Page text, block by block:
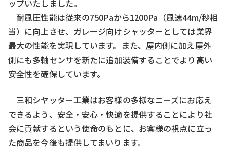
ップいたしました。
耐風圧性能は従来の750Paから1200Pa（風速44m/秒相
当）に向上させ、ガレージ向けシャッターとしては業界
最大の性能を実現しています。また、屋内側に加え屋外
側にも多軸センサを新たに追加装備することでより高い
安全性を確保しています。
三和シヤッター工業はお客様の多様なニーズにお応え
できるよう、安全・安心・快適を提供することにより社
会に貢献するという使命のもとに、お客様の視点に立っ
た商品を今後も提供してまいります。